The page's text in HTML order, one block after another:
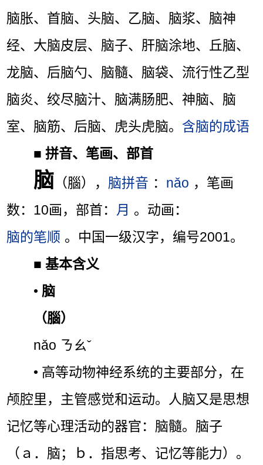
脑胀、首脑、头脑、乙脑、脑浆、脑神
经、大脑皮层、脑子、肝脑涂地、丘脑、
龙脑、后脑勺、脑髓、脑袋、流行性乙型
脑炎、绞尽脑汁、脑满肠肥、神脑、脑
室、脑筋、后脑、虎头虎脑。 含脑的成语
■拼音、笔画、部首
脑 （腦）， 脑拼音 ： nǎo ，笔画
数：10画，部首： 月 。动画：
脑的笔顺 。中国一级汉字，编号2001。
■基本含义
• 脑
（腦）
nǎo ㄋㄠˇ
• 高等动物神经系统的主要部分，在
颅腔里，主管感觉和运动。人脑又是思想
记忆等心理活动的器官：脑髓。脑子
（ａ．脑；ｂ．指思考、记忆等能力）。